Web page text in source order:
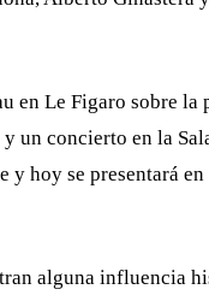
en Le Figaro sobre la
un concierto en la
hoy se presentará
alguna influencia